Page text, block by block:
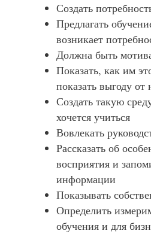
Создать
Предлагать
возникает
Должна быть
Показать, как им
показать выгоду
Создать такую
хочется учиться
Вовлекать
Рассказать об
восприятия и
информации
Показывать
Определить
обучения и для